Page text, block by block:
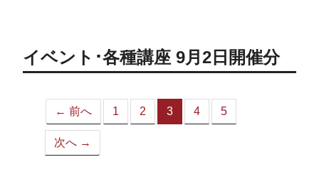
イベント･各種講座 9月2日開催分
← 前へ 1 2 3
（こ
4 5
次へ →